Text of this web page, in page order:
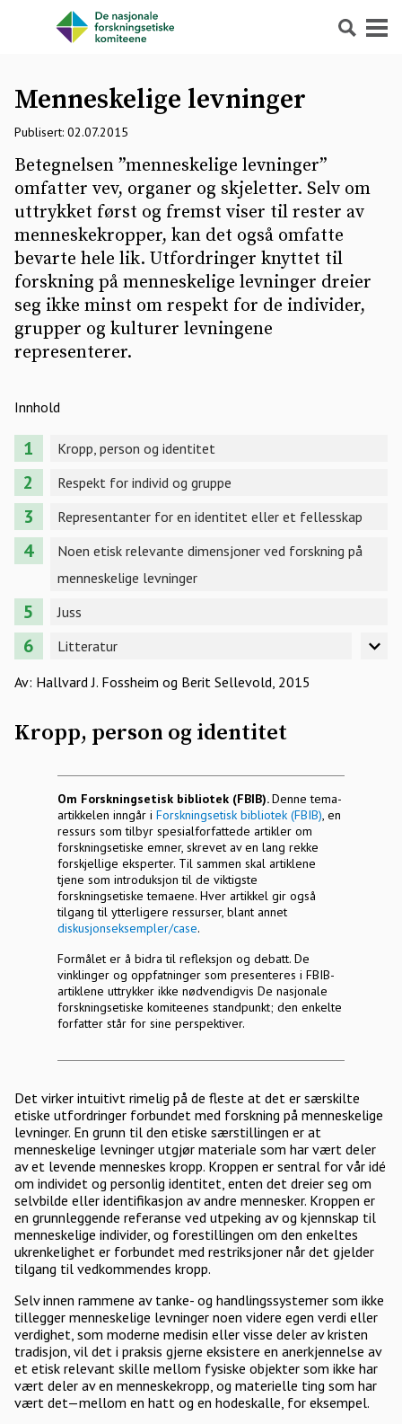
Søk Meny
Menneskelige levninger
Publisert: 02.07.2015
Betegnelsen ”menneskelige levninger”
omfatter vev, organer og skjeletter. Selv om
uttrykket først og fremst viser til rester av
menneskekropper, kan det også omfatte
bevarte hele lik. Utfordringer knyttet til
forskning på menneskelige levninger dreier
seg ikke minst om respekt for de individer,
grupper og kulturer levningene
representerer.
Innhold
Kropp, person og identitet
Respekt for individ og gruppe
Representanter for en identitet eller et fellesskap
Noen etisk relevante dimensjoner ved forskning på
menneskelige levninger
Juss
Litteratur
Av: Hallvard J. Fossheim og Berit Sellevold, 2015
Kropp, person og identitet
Om Forskningsetisk bibliotek (FBIB).Denne tema-
artikkelen inngår i Forskningsetisk bibliotek (FBIB), en
ressurs som tilbyr spesialforfattede artikler om
forskningsetiske emner, skrevet av en lang rekke
forskjellige eksperter. Til sammen skal artiklene
tjene som introduksjon til de viktigste
forskningsetiske temaene. Hver artikkel gir også
tilgang til ytterligere ressurser, blant annet
diskusjonseksempler/case.
Formålet er å bidra til refleksjon og debatt. De
vinklinger og oppfatninger som presenteres i FBIB-
artiklene uttrykker ikke nødvendigvis De nasjonale
forskningsetiske komiteenes standpunkt; den enkelte
forfatter står for sine perspektiver.
Det virker intuitivt rimelig på de fleste at det er særskilte
etiske utfordringer forbundet med forskning på menneskelige
levninger. En grunn til den etiske særstillingen er at
menneskelige levninger utgjør materiale som har vært deler
av et levende menneskes kropp. Kroppen er sentral for vår idé
om individet og personlig identitet, enten det dreier seg om
selvbilde eller identifikasjon av andre mennesker. Kroppen er
en grunnleggende referanse ved utpeking av og kjennskap til
menneskelige individer, og forestillingen om den enkeltes
ukrenkelighet er forbundet med restriksjoner når det gjelder
tilgang til vedkommendes kropp.
Selv innen rammene av tanke- og handlingssystemer som ikke
tillegger menneskelige levninger noen videre egen verdi eller
verdighet, som moderne medisin eller visse deler av kristen
tradisjon, vil det i praksis gjerne eksistere en anerkjennelse av
et etisk relevant skille mellom fysiske objekter som ikke har
vært deler av en menneskekropp, og materielle ting som har
vært det—mellom en hatt og en hodeskalle, for eksempel.